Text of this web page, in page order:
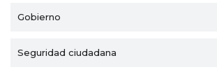
Gobierno
Seguridad ciudadana